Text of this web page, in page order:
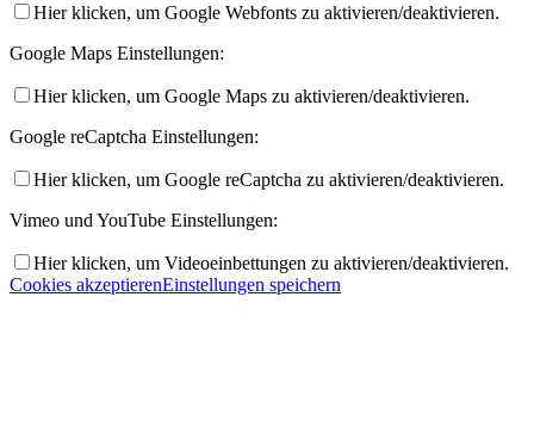
Hier klicken, um Google Webfonts zu aktivieren/deaktivieren.
Google Maps Einstellungen:
Hier klicken, um Google Maps zu aktivieren/deaktivieren.
Google reCaptcha Einstellungen:
Hier klicken, um Google reCaptcha zu aktivieren/deaktivieren.
Vimeo und YouTube Einstellungen:
Hier klicken, um Videoeinbettungen zu aktivieren/deaktivieren.
Cookies akzeptierenEinstellungen speichern